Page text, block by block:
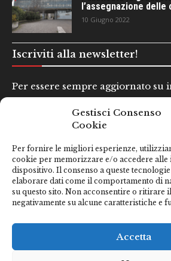
Gestisci Consenso
Cookie
Per fornire le migliori esperienze,
cookie per memorizzare e/o accedere
dispositivo. Il consenso a queste
elaborare dati come il comportamento di
su questo sito. Non acconsentire o ritirare
negativamente su alcune caratteristiche e
Accetta
l’assegnazione delle
10 Giugno 2022
Iscriviti alla newsletter!
Per essere sempre aggiornato su
Email*